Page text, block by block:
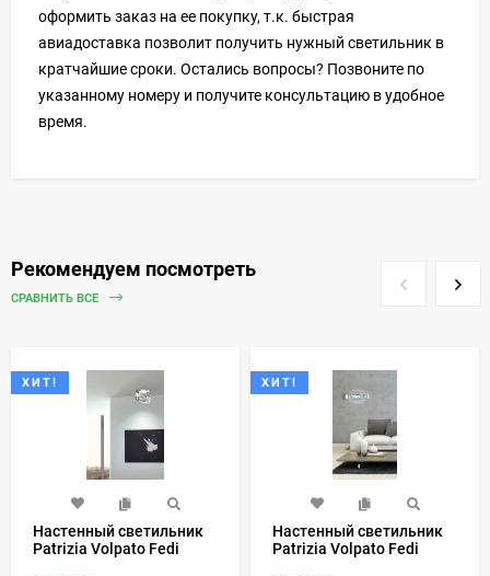
оформить заказ на ее покупку, т.к. быстрая
авиадоставка позволит получить нужный светильник в
кратчайшие сроки. Остались вопросы? Позвоните по
указанному номеру и получите консультацию в удобное
время.
Рекомендуем посмотреть
СРАВНИТЬ ВСЕ
ХИТ!
Настенный светильник
Patrizia Volpato Fedi
ХИТ!
Настенный светильник
Patrizia Volpato Fedi